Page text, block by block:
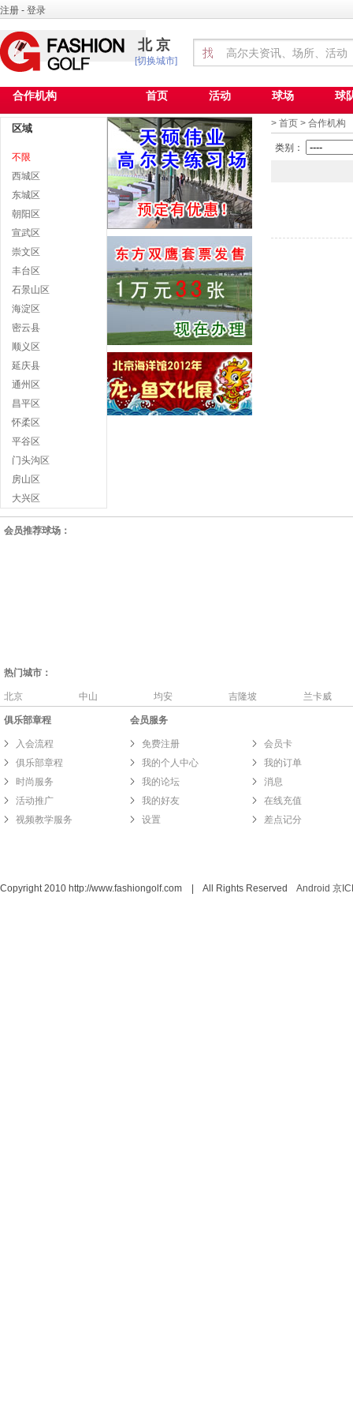
注册 - 登录
北京
[切换城市]
合作机构 首页 活动 球场 球
> 首页 > 合作机构
区域
不限
西城区
东城区
朝阳区
宣武区
崇文区
丰台区
石景山区
海淀区
密云县
顺义区
延庆县
通州区
昌平区
怀柔区
平谷区
门头沟区
房山区
大兴区
类别：
会员推荐球场：
热门城市：
北京 中山 均安 吉隆坡 兰卡威
俱乐部章程
入会流程
俱乐部章程
时尚服务
活动推广
视频教学服务
会员服务
免费注册
会员卡
我的个人中心
我的订单
我的论坛
消息
我的好友
在线充值
设置
差点记分
Copyright 2010 http://www.fashiongolf.com | All Rights Reserved Android 京